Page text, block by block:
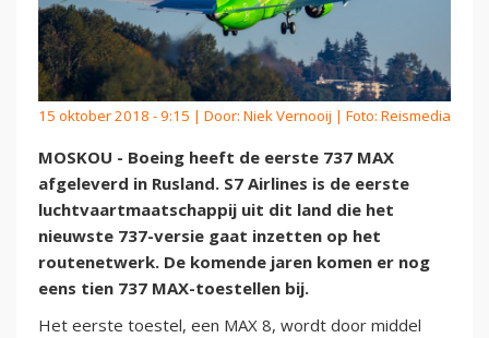
15 oktober 2018 - 9:15 | Door: Niek Vernooij | Foto: Reismedia
MOSKOU - Boeing heeft de eerste 737 MAX
afgeleverd in Rusland. S7 Airlines is de eerste
luchtvaartmaatschappij uit dit land die het
nieuwste 737-versie gaat inzetten op het
routenetwerk. De komende jaren komen er nog
eens tien 737 MAX-toestellen bij.
Het eerste toestel, een MAX 8, wordt door middel